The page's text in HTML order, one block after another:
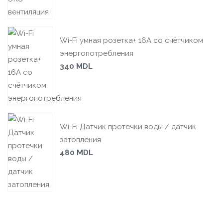
Wi-Fi умная розетка+ 16А со счётчиком
энергопотребления
340 MDL
Wi-Fi Датчик протечки воды / датчик
затопления
480 MDL